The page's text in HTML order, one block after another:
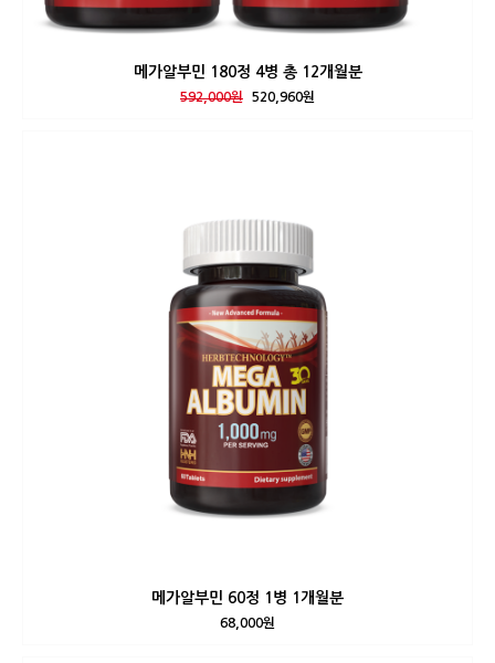
메가알부민 180정 4병 총 12개월분
592,000원 520,960원
메가알부민 60정 1병 1개월분
68,000원